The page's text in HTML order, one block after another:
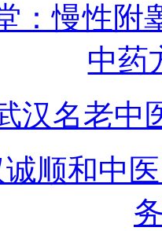
慢性附
中药
名老中
和中医